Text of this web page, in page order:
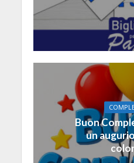
Buon
un